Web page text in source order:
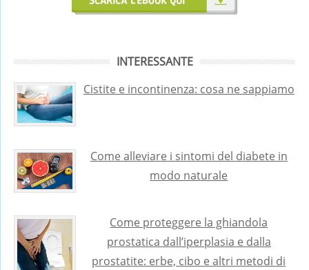
INTERESSANTE
Cistite e incontinenza: cosa ne sappiamo
Come alleviare i sintomi del diabete in
modo naturale
Come proteggere la ghiandola
prostatica dall’iperplasia e dalla
prostatite: erbe, cibo e altri metodi di